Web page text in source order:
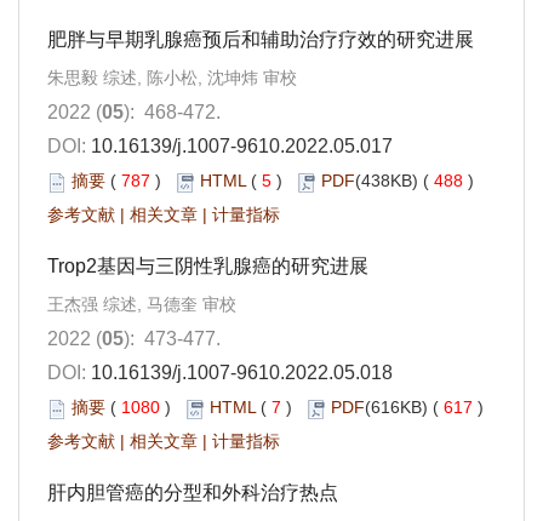
肥胖与早期乳腺癌预后和辅助治疗疗效的研究进展
朱思毅 综述, 陈小松, 沈坤炜 审校
2022 (05): 468-472.
DOI: 10.16139/j.1007-9610.2022.05.017
摘要 ( 787 ) HTML( 5 ) PDF(438KB) ( 488 )
参考文献 | 相关文章 | 计量指标
Trop2基因与三阴性乳腺癌的研究进展
王杰强 综述, 马德奎 审校
2022 (05): 473-477.
DOI: 10.16139/j.1007-9610.2022.05.018
摘要 ( 1080 ) HTML( 7 ) PDF(616KB) ( 617 )
参考文献 | 相关文章 | 计量指标
肝内胆管癌的分型和外科治疗热点